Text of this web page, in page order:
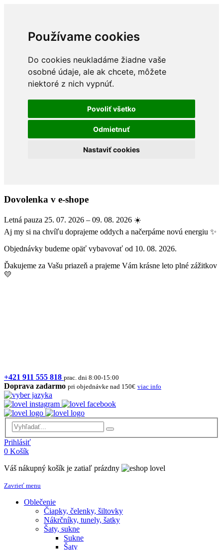
Používame cookies
Do cookies neukladáme žiadne vaše
osobné údaje, ale ak chcete, môžete
niektoré z nich vypnúť.
Povoliť všetko
Odmietnuť
Nastaviť cookies
Dovolenka v e-shope
Letná pauza 25. 07. 2026 – 09. 08. 2026 ☀️
Aj my si na chvíľu doprajeme oddych a načerpáme novú energiu ✨
Objednávky budeme opäť vybavovať od 10. 08. 2026.
Ďakujeme za Vašu priazeň a prajeme Vám krásne leto plné zážitkov
💛
+421 911 555 818 prac. dni 8:00-15:00
Doprava zadarmo pri objednávke nad 150€ viac info
Prihlásiť
0 Košík
Váš nákupný košík je zatiaľ prázdny
Zavrieť menu
Oblečenie
Čiapky, čelenky, šiltovky
Nákrčníky, tunely, šatky
Šaty, sukne
Sukne
Šaty